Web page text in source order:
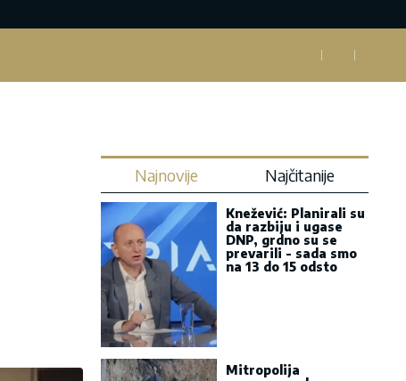
Najnovije Najčitanije
Knežević: Planirali su
da razbiju i ugase
DNP, grdno su se
prevarili - sada smo
na 13 do 15 odsto
Mitropolija